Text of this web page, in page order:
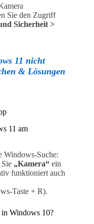
Sie den Zugriff
Sicherheit >
11 nicht
& Lösungen
11 am
Windows-Suche:
„Kamera“ ein
funktioniert auch
Taste + R).
Windows 10?